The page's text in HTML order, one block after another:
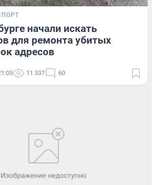
начали искать
для ремонта убитых
адресов
11 337 60